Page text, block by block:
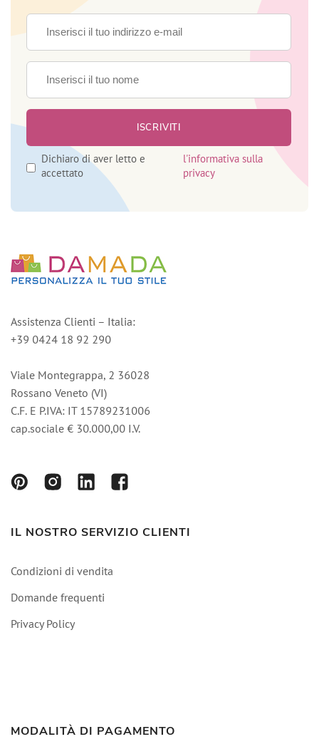
Dichiaro di aver letto e
accettato
l'informativa sulla
privacy
Assistenza Clienti – Italia:
+39 0424 18 92 290
Viale Montegrappa, 2 36028
Rossano Veneto (VI)
C.F. E P.IVA: IT 15789231006
cap.sociale € 30.000,00 I.V.
IL NOSTRO SERVIZIO CLIENTI
Condizioni di vendita
Domande frequenti
Privacy Policy
MODALITÀ DI PAGAMENTO